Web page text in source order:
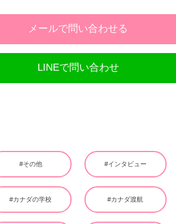
メールで問い合わせる
LINEで問い合わせ
#その他 #インタビュー
#カナダの学校 #カナダ渡航